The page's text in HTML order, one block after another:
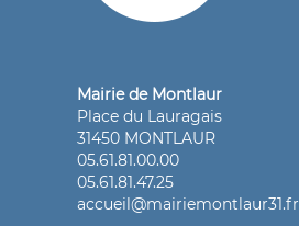
Mairie de Montlaur
Place du Lauragais
31450 MONTLAUR
05.61.81.00.00
05.61.81.47.25
accueil@mairiemontlaur31.fr